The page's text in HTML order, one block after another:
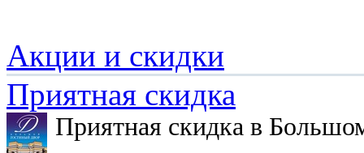
Акции и скидки
Приятная скидка
Приятная скидка в